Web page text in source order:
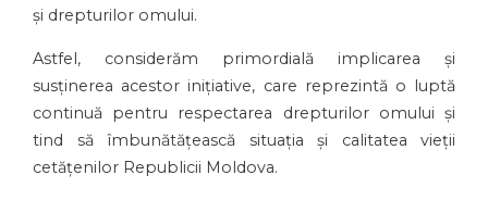
și drepturilor omului.
Astfel, considerăm primordială implicarea și
susținerea acestor inițiative, care reprezintă o luptă
continuă pentru respectarea drepturilor omului și
tind să îmbunătățească situația și calitatea vieții
cetățenilor Republicii Moldova.